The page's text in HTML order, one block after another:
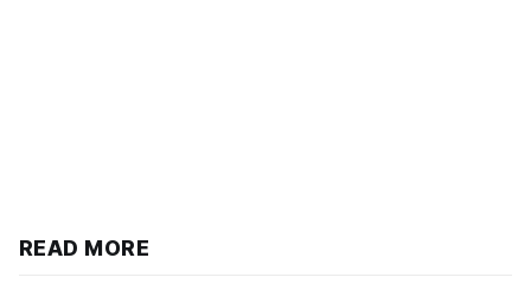
READ MORE